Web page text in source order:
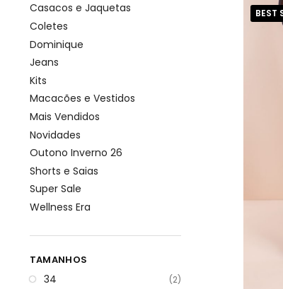
BEST
Casacos e Jaquetas
Coletes
Dominique
Jeans
Kits
Macacões e Vestidos
Mais Vendidos
Novidades
Outono Inverno 26
Shorts e Saias
Super Sale
Wellness Era
TAMANHOS
34 (2)